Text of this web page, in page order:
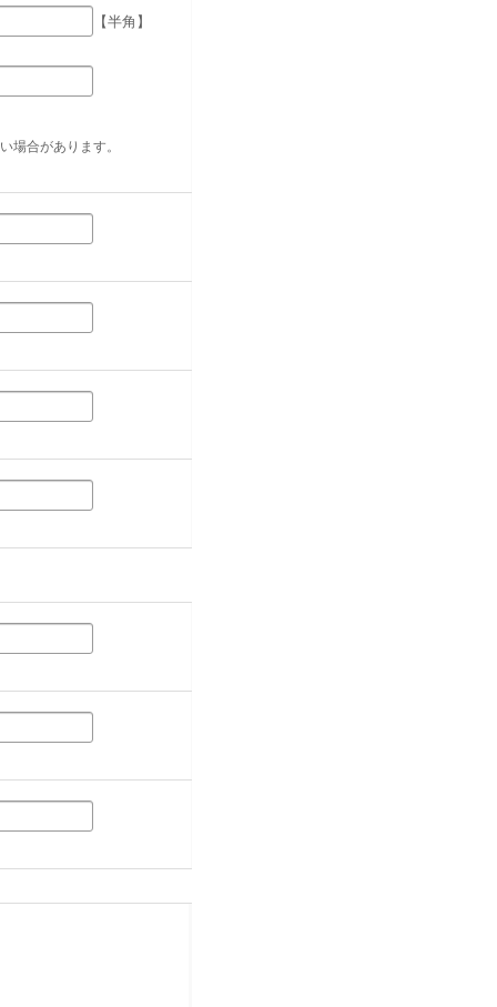
【半角】
場合があります。